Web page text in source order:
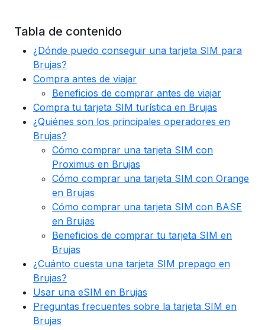
Tabla de contenido
¿Dónde puedo conseguir una tarjeta SIM para
Brujas?
Compra antes de viajar
Beneficios de comprar antes de viajar
Compra tu tarjeta SIM turística en Brujas
¿Quiénes son los principales operadores en
Brujas?
Cómo comprar una tarjeta SIM con
Proximus en Brujas
Cómo comprar una tarjeta SIM con Orange
en Brujas
Cómo comprar una tarjeta SIM con BASE
en Brujas
Beneficios de comprar tu tarjeta SIM en
Brujas
¿Cuánto cuesta una tarjeta SIM prepago en
Brujas?
Usar una eSIM en Brujas
Preguntas frecuentes sobre la tarjeta SIM en
Brujas